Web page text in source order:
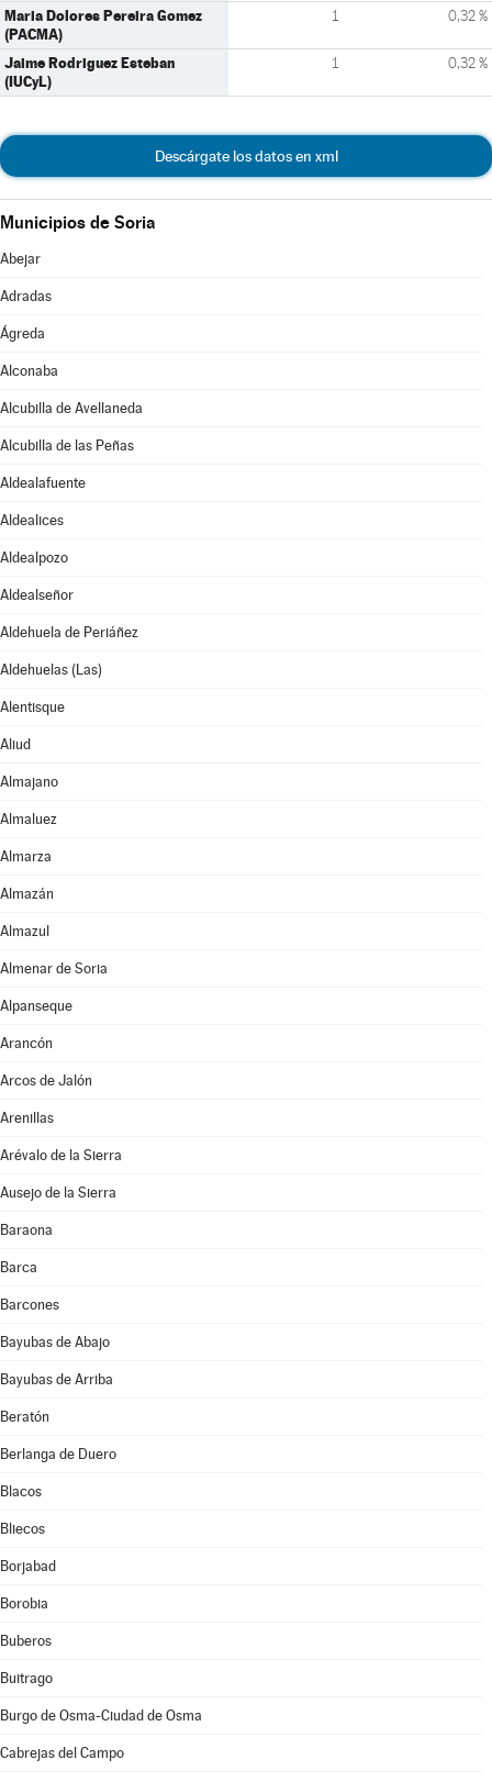
Maria Dolores Pereira Gomez
(PACMA)
1 0,32 %
Jaime Rodriguez Esteban
(IUCyL)
1 0,32 %
Descárgate los datos en xml
Municipios de Soria
Abejar
Adradas
Ágreda
Alconaba
Alcubilla de Avellaneda
Alcubilla de las Peñas
Aldealafuente
Aldealices
Aldealpozo
Aldealseñor
Aldehuela de Periáñez
Aldehuelas (Las)
Alentisque
Aliud
Almajano
Almaluez
Almarza
Almazán
Almazul
Almenar de Soria
Alpanseque
Arancón
Arcos de Jalón
Arenillas
Arévalo de la Sierra
Ausejo de la Sierra
Baraona
Barca
Barcones
Bayubas de Abajo
Bayubas de Arriba
Beratón
Berlanga de Duero
Blacos
Bliecos
Borjabad
Borobia
Buberos
Buitrago
Burgo de Osma-Ciudad de Osma
Cabrejas del Campo